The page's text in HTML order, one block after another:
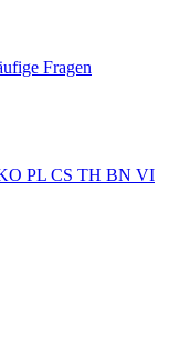
Fragen
PL CS TH BN VI